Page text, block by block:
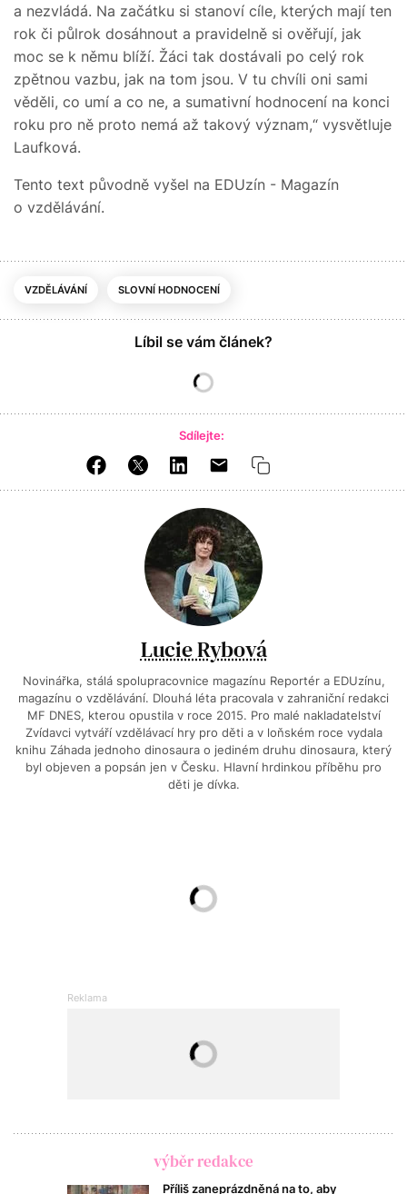
a nezvládá. Na začátku si stanoví cíle, kterých mají ten
rok či půlrok dosáhnout a pravidelně si ověřují, jak
moc se k němu blíží. Žáci tak dostávali po celý rok
zpětnou vazbu, jak na tom jsou. V tu chvíli oni sami
věděli, co umí a co ne, a sumativní hodnocení na konci
roku pro ně proto nemá až takový význam,“ vysvětluje
Laufková.
Tento text původně vyšel na EDUzín - Magazín
o vzdělávání.
VZDĚLÁVÁNÍ SLOVNÍ HODNOCENÍ
Líbil se vám článek?
Sdílejte:
Lucie Rybová
Novinářka, stálá spolupracovnice magazínu Reportér a EDUzínu,
magazínu o vzdělávání. Dlouhá léta pracovala v zahraniční redakci
MF DNES, kterou opustila v roce 2015. Pro malé nakladatelství
Zvídavci vytváří vzdělávací hry pro děti a v loňském roce vydala
knihu Záhada jednoho dinosaura o jediném druhu dinosaura, který
byl objeven a popsán jen v Česku. Hlavní hrdinkou příběhu pro
děti je dívka.
výběr redakce
Příliš zaneprázdněná na to, aby